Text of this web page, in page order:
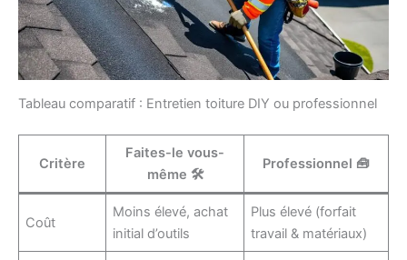
Tableau comparatif : Entretien toiture DIY ou professionnel
Critère
Faites-le vous-
même 🛠️
Professionnel 🧰
Coût
Moins élevé, achat
initial d’outils
Plus élevé (forfait
travail & matériaux)